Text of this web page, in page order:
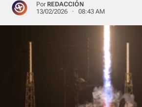
Por REDACCIÓN
13/02/2026 · 08:43 AM